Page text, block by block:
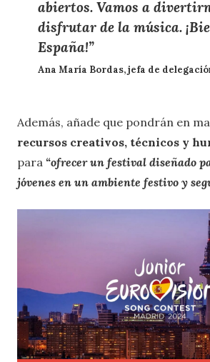
abiertos. Vamos a
disfrutar de la música.
España!”
Ana María Bordas, jefa de
Además, añade que pondrán en
recursos creativos, técnicos y
para “ofrecer un festival diseñado
jóvenes en un ambiente festivo y